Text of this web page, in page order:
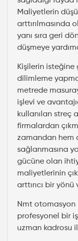
Maliyetlerin
arttırılmasında
yanı sıra geri
düşmeye
Kişilerin
dilimleme
metrede
işlevi ve
kullanılan streç
firmalardan
zamandan hem
sağlanmasına
gücüne olan
maliyetlerinin
arttırıcı bir yönü
Nmt otomasyon
profesyonel bir iş
uzman kadrosu